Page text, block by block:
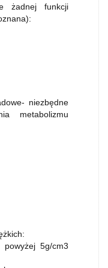
żadnej funkcji
niezbędne
metabolizmu
powyżej 5g/cm3